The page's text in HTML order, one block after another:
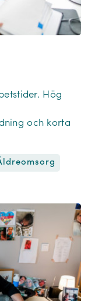
Hög
och korta